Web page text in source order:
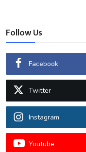
उपन्यास
सिनेमा
शायरी
ग़ज़ल
Follow Us
Facebook
Twitter
Instagram
Youtube